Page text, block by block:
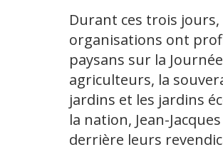
Durant ces trois jours,
organisations ont
paysans sur la
agriculteurs, la
jardins et les jardins
la nation, Jean-
derrière leurs